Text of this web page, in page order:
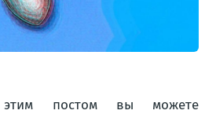
постом вы можете